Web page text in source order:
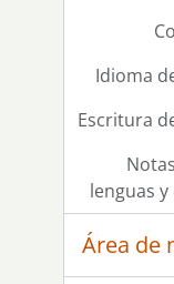
Idioma
Escritura
lenguas
Área de